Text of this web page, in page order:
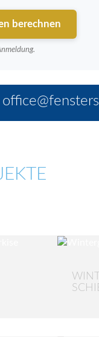
berechnen